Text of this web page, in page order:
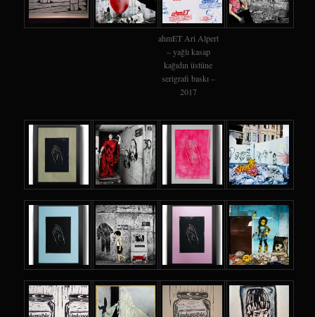
ahmET Ari Alpert
– yağlı kasap
kağıdın üstüne
serigrafi baskı –
2017